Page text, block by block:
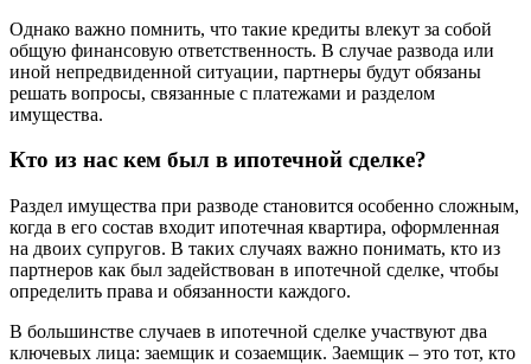
Однако важно помнить, что такие кредиты влекут за собой
общую финансовую ответственность. В случае развода или
иной непредвиденной ситуации, партнеры будут обязаны
решать вопросы, связанные с платежами и разделом
имущества.
Кто из нас кем был в ипотечной сделке?
Раздел имущества при разводе становится особенно сложным,
когда в его состав входит ипотечная квартира, оформленная
на двоих супругов. В таких случаях важно понимать, кто из
партнеров как был задействован в ипотечной сделке, чтобы
определить права и обязанности каждого.
В большинстве случаев в ипотечной сделке участвуют два
ключевых лица: заемщик и созаемщик. Заемщик – это тот, кто